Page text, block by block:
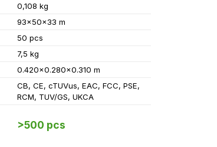
0,108 kg
93x50x33 m
50 pcs
7,5 kg
0.420x0.280x0.310 m
CB, CE, cTUVus, EAC, FCC, PSE,
RCM, TUV/GS, UKCA
>500 pcs